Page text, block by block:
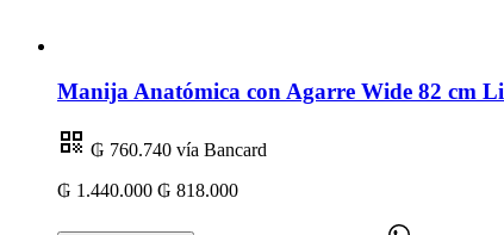
Manija Anatómica con Agarre Wide 82 cm
₲ 760.740 vía Bancard
₲ 1.440.000 ₲ 818.000